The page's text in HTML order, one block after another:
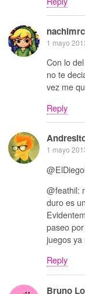
1 mayo
Con lo
no te
vez me
Reply
1 mayo
@feathil:
duro es
paseo
juegos ya
Reply
Bruno